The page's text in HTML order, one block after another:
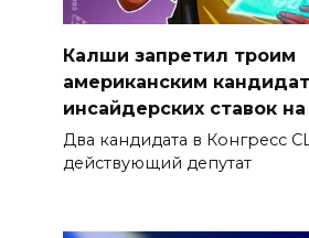
Калши запретил троим
американским
инсайдерских ставок
Два кандидата в Конгресс
действующий депутат